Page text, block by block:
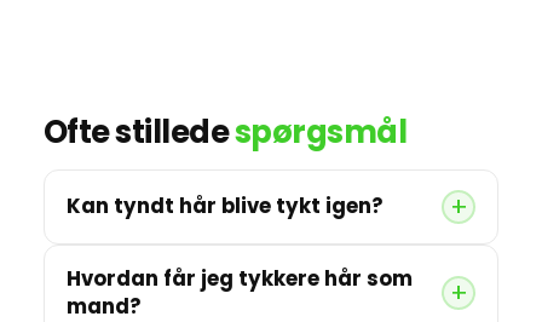
Ofte stilledespørgsmål
Kan tyndt hår blive tykt igen?
Hvordan får jeg tykkere hår som
mand?